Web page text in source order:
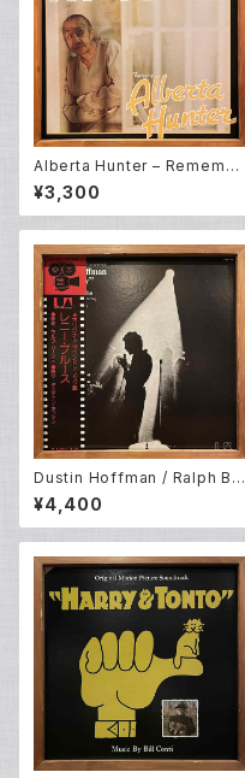
Alberta Hunter – Remembe
r My Name [O.S.T] (LP)
¥3,300
Dustin Hoffman / Ralph Bur
ns – "Lenny" Original Soun
dtrack (LP)
¥4,400